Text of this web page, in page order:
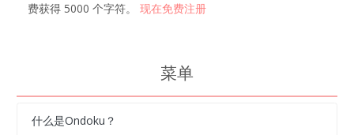
费获得 5000 个字符。 现在免费注册
菜单
什么是Ondoku？